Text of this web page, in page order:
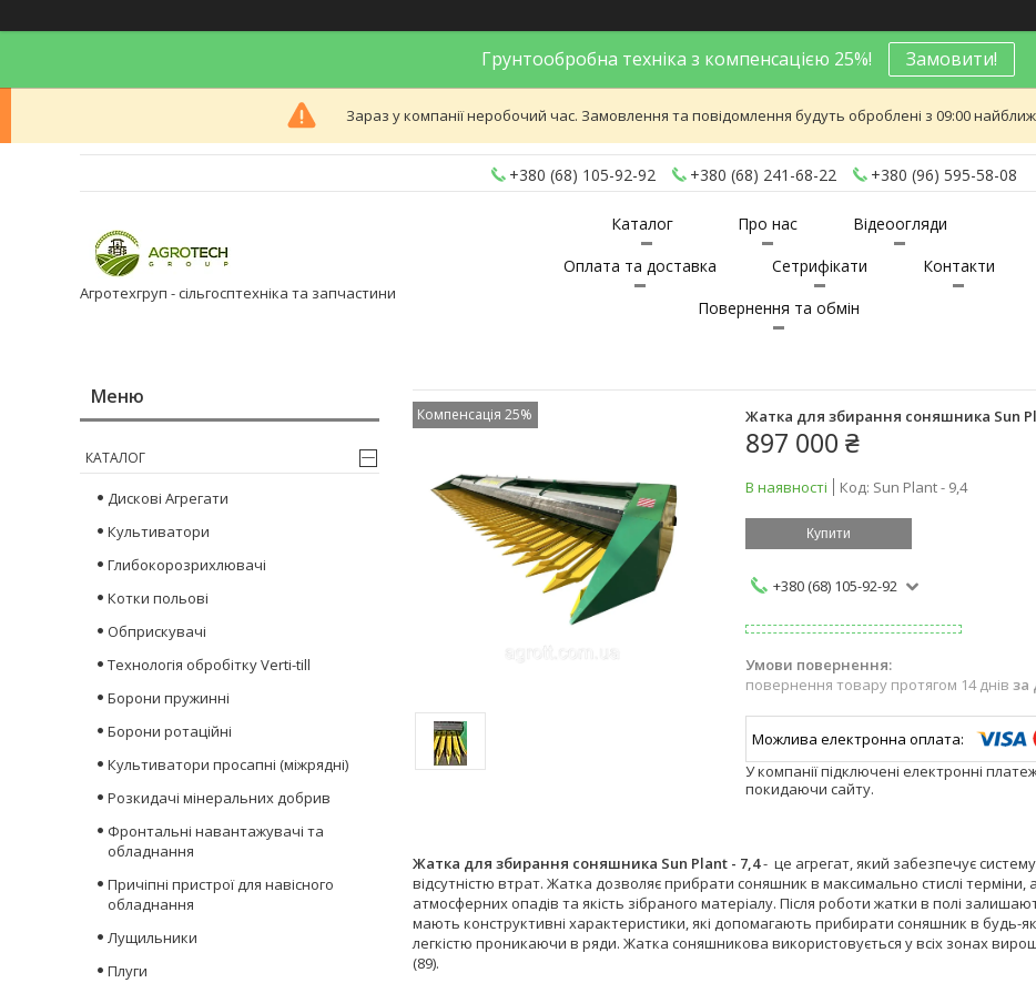
Грунтообробна техніка з компенсацією 25%! Замовити!
Зараз у компанії неробочий час. Замовлення та повідомлення будуть оброблені з 09:00
+380 (68) 105-92-92 +380 (68) 241-68-22 +380 (96) 595-58-08
Агротехгруп - сільгосптехніка та запчастини
Каталог Про нас
Відеоогляди
Оплата та доставка
Сетрифікати
Контакти
Повернення та обмін
Компенсація 25% Жатка для збирання соняшника Sun
897 000 ₴
В наявності Код: Sun Plant - 9,4
Купити
+380 (68) 105-92-92
повернення товару протягом 14 днів за
У компанії підключені електронні
покидаючи сайту.
Жатка для збирання соняшника Sun Plant - 7,4- це агрегат, який забезпечує
відсутністю втрат. Жатка дозволяє прибрати соняшник в максимально стислі
атмосферних опадів та якість зібраного матеріалу. Після роботи жатки в полі
мають конструктивні характеристики, які допомагають прибирати соняшник в будь-
легкістю проникаючи в ряди. Жатка соняшникова використовується у всіх зонах
(89).
КАТАЛОГ
Дискові Агрегати
Культиватори
Глибокорозрихлювачі
Котки польові
Обприскувачі
Технологія обробітку Verti-till
Борони пружинні
Борони ротаційні
Культиватори просапні (міжрядні)
Розкидачі мінеральних добрив
Фронтальні навантажувачі та
обладнання
Причіпні пристрої для навісного
обладнання
Лущильники
Плуги